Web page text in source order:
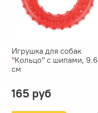
Игрушка для собак
"Кольцо" с шипами, 9.6
см
165 руб